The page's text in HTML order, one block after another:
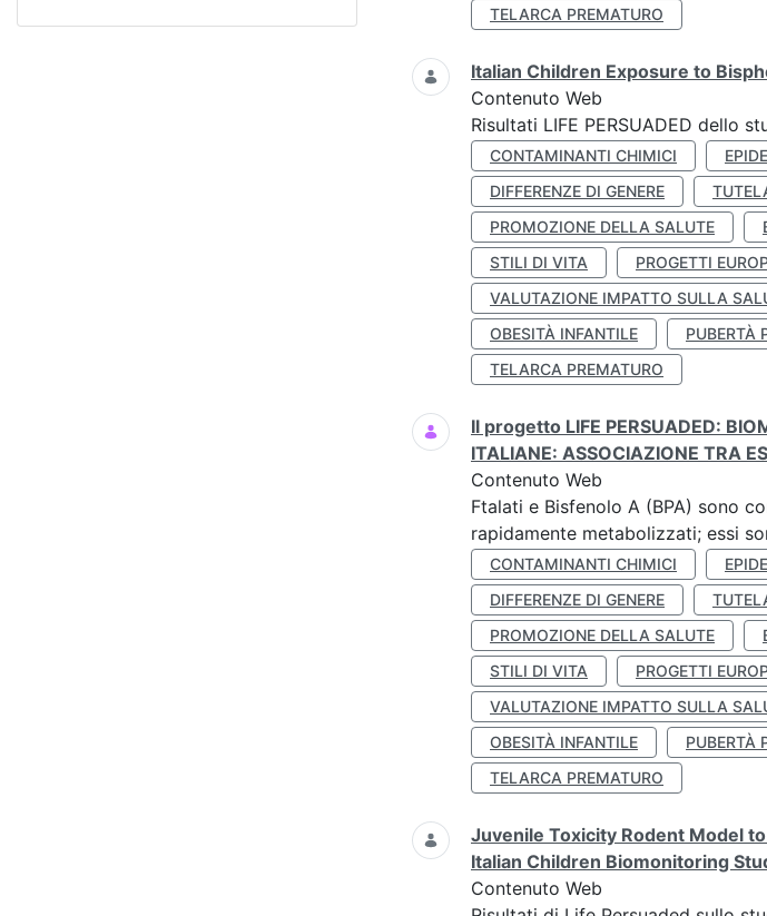
TELARCA PREMATURO
Italian Children Exposure to
Contenuto Web
Risultati LIFE PERSUADED dello
CONTAMINANTI CHIMICI
DIFFERENZE DI GENERE
PROMOZIONE DELLA SALUTE
STILI DI VITA
PROGETTI
VALUTAZIONE IMPATTO SULLA
OBESITÀ INFANTILE
PUBERTÀ
TELARCA PREMATURO
Il progetto LIFE PERSUADED:
ITALIANE: ASSOCIAZIONE TRA
Contenuto Web
Ftalati e Bisfenolo A (BPA) sono
rapidamente metabolizzati; essi
CONTAMINANTI CHIMICI
DIFFERENZE DI GENERE
PROMOZIONE DELLA SALUTE
STILI DI VITA
PROGETTI
VALUTAZIONE IMPATTO SULLA
OBESITÀ INFANTILE
PUBERTÀ
TELARCA PREMATURO
Juvenile Toxicity Rodent Model
Italian Children Biomonitoring
Contenuto Web